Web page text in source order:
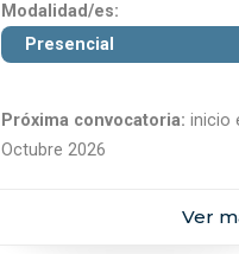
Modalidad/es:
Presencial
Próxima convocatoria: inicio
Octubre 2026
Ver